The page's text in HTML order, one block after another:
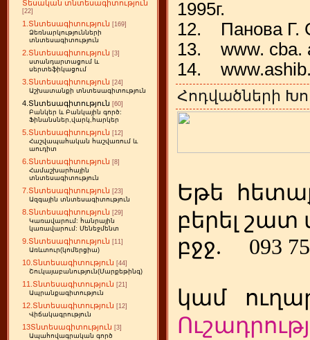
Տեսական տնտեսագիտություն
[22]
1.Տնտեսագիտություն [169]
Ձեռնարկությունների
տնտեսագիտություն
2.Տնտեսագիտություն [3]
ստանդարտացում և
սերտեֆիկացում
3.Տնտեսագիտություն [24]
Աշխատանքի տնտեսագիտություն
4.Տնտեսագիտություն [60]
Բանկեր և Բանկային գործ:
Ֆինանսներ,վարկ,հարկեր
5.Տնտեսագիտություն [12]
Հաշվապահական հաշվառում և
աուդիտ
6.Տնտեսագիտություն [8]
Համաշխարհային
տնտեսագիտություն
7.Տնտեսագիտություն [23]
Ազգային տնտեսագիտություն
8.Տնտեսագիտություն [29]
Կառավարում: հանրային
կառավարում: Մենեջմենտ
9.Տնտեսագիտություն [11]
Առևտուր(կոմերցիա)
10.Տնտեսագիտություն [44]
Շուկայաբանություն(Մարքեթինգ)
11.Տնտեսագիտություն [21]
Ապրանքագիտություն
12.Տնտեսագիտություն [12]
Վիճակագրություն
13Տնտեսագիտություն [3]
Ապահովագրական գործ
1995г.
12. Панова Г.
13. www. cba.
14.
Հոդվածների
Եթե հ
բերել
բջջ.
093
կամ